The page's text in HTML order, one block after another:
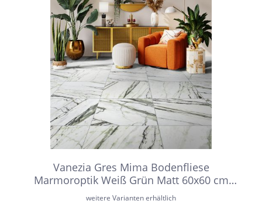
Vanezia Gres Mima Bodenfliese
Marmoroptik Weiß Grün Matt 60x60 cm
rektifiziert R10
weitere Varianten erhältlich